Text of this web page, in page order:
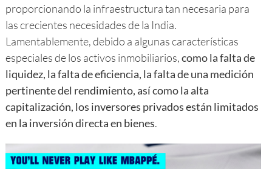
proporcionando la infraestructura tan necesaria para
las crecientes necesidades de la India.
Lamentablemente, debido a algunas características
especiales de los activos inmobiliarios,como la falta de
liquidez, la falta de eficiencia, la falta de una medición
pertinente del rendimiento, así como la alta
capitalización, los inversores privados están limitados
en la inversión directa en bienes.